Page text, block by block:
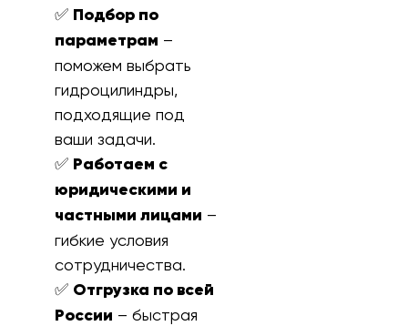
✅ Подбор по
параметрам –
поможем выбрать
гидроцилиндры,
подходящие под
ваши задачи.
✅ Работаем с
юридическими и
частными лицами –
гибкие условия
сотрудничества.
✅ Отгрузка по всей
России – быстрая